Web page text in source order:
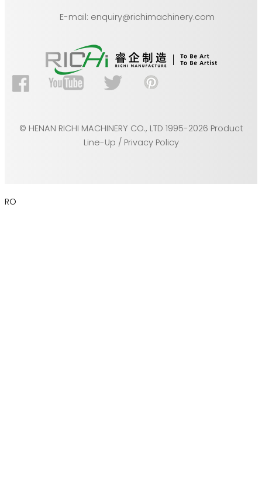
E-mail: enquiry@richimachinery.com
© HENAN RICHI MACHINERY CO., LTD 1995-2026 Product
Line-Up / Privacy Policy
RO